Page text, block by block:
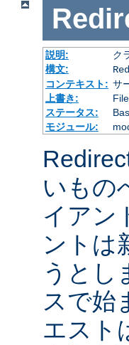
説明:
ク
構文:
コンテキスト: サ
上書き:
ステータス:
モジュール:
いもの
イアン
ントは
うとし
スで始
エスト